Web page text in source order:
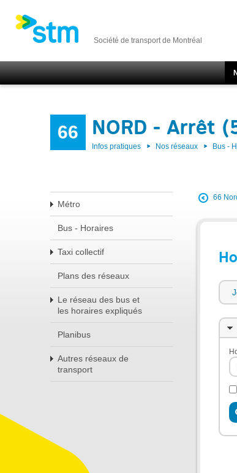
Société de transport de Montréal
66 NORD - Arrêt
Infos pratiques Nos réseaux Bus -
Métro
Bus - Horaires
Taxi collectif
Plans des réseaux
Le réseau des bus et
les horaires expliqués
Planibus
Autres réseaux de
transport
66